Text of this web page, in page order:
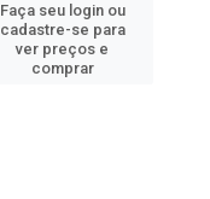
Faça seu login ou
cadastre-se para
ver preços e
comprar